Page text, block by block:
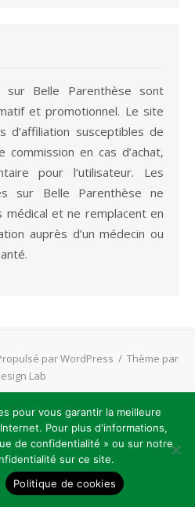
sur Belle Parenthèse sont
et promotionnel. Le site
d’affiliation susceptibles de
commission en cas d’achat,
pour l’utilisateur. Les
sur Belle Parenthèse ne
médical et ne remplacent en
auprès d’un médecin ou
par WordPress / Thème par
Lab
|Contact|Sitemap|Plan du
| CGV |Affiliation
pour vous garantir la meilleure
Pour plus d'informations,
de confidentialité » ou sur notre
sur ce site.
Politique de cookies
était : 79,95 €.
actuel est :
Velomi GLP-1 au